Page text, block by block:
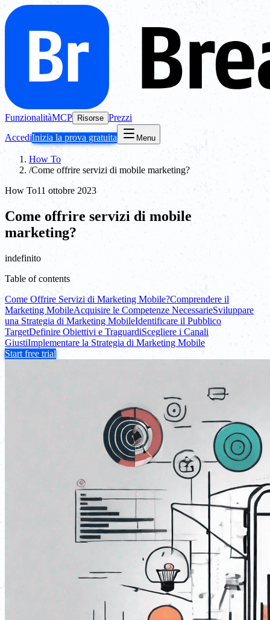
FunzionalitàMCP Risorse Prezzi
AccediInizia la prova gratuita Menu
How To
/Come offrire servizi di mobile marketing?
How To11 ottobre 2023
Come offrire servizi di mobile
marketing?
indefinito
Table of contents
Come Offrire Servizi di Marketing Mobile?Comprendere il
Marketing MobileAcquisire le Competenze NecessarieSviluppare
una Strategia di Marketing MobileIdentificare il Pubblico
TargetDefinire Obiettivi e TraguardiScegliere i Canali
GiustiImplementare la Strategia di Marketing Mobile
Start free trial